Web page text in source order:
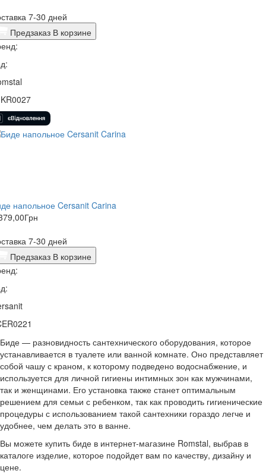
7-30 дней
Предзаказ В корзине
напольное Cersanit Carina
Грн
7-30 дней
Предзаказ В корзине
Биде — разновидность сантехнического оборудования, которое
устанавливается в туалете или ванной комнате. Оно представляет
собой чашу с краном, к которому подведено водоснабжение, и
используется для личной гигиены интимных зон как мужчинами,
так и женщинами. Его установка также станет оптимальным
решением для семьи с ребенком, так как проводить гигиенические
процедуры с использованием такой сантехники гораздо легче и
удобнее, чем делать это в ванне.
Вы можете купить биде в интернет-магазине Romstal, выбрав в
каталоге изделие, которое подойдет вам по качеству, дизайну и
цене.